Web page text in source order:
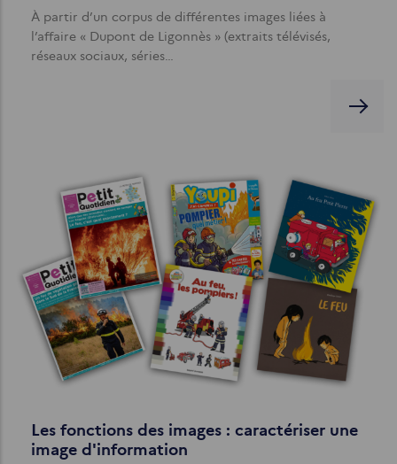
À partir d’un corpus de différentes images liées à
l’affaire « Dupont de Ligonnès » (extraits télévisés,
réseaux sociaux, séries…
Les fonctions des images : caractériser une
image d'information